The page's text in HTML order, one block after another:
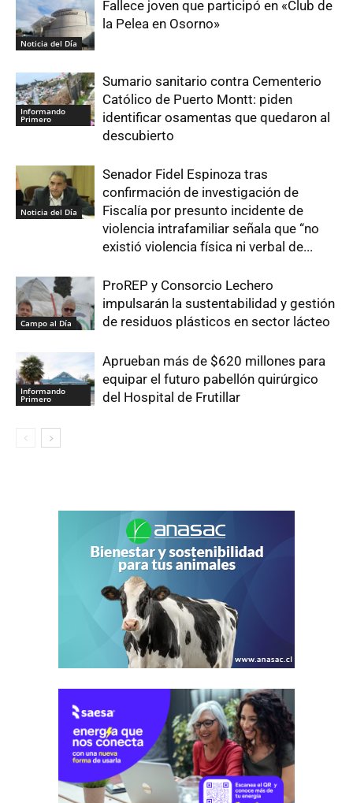
Noticia del Día
Fallece joven que participó en «Club de
la Pelea en Osorno»
Informando
Primero
Sumario sanitario contra Cementerio
Católico de Puerto Montt: piden
identificar osamentas que quedaron al
descubierto
Noticia del Día
Senador Fidel Espinoza tras
confirmación de investigación de
Fiscalía por presunto incidente de
violencia intrafamiliar señala que “no
existió violencia física ni verbal de...
Campo al Día
ProREP y Consorcio Lechero
impulsarán la sustentabilidad y gestión
de residuos plásticos en sector lácteo
Informando
Primero
Aprueban más de $620 millones para
equipar el futuro pabellón quirúrgico
del Hospital de Frutillar